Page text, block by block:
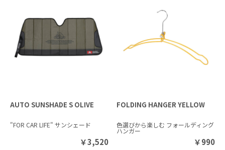
AUTO SUNSHADE S OLIVE
"FOR CAR LIFE" サンシェード
￥3,520
FOLDING HANGER YELLOW
色選びから楽しむ フォールディング
ハンガー
￥990